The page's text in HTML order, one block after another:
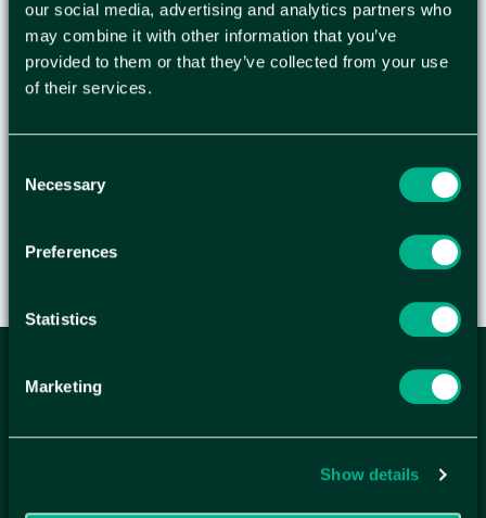
our social media, advertising and analytics partners who
may combine it with other information that you’ve
provided to them or that they’ve collected from your use
of their services.
Selection
Necessary
Preferences
Statistics
Marketing
Show details
ger första klassens resultat i alla kontorsmaskiner.
Den speciella ytan ger perfekt återgivning och
skarpa konturer. - Ohålat - Återförslutningsbar
ISO 9706 - FSC - EU Ecolabel: Licensnummer
ANMÄL DIG HÄR TILL WELLAGRETS